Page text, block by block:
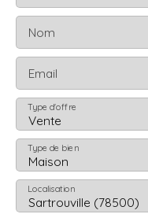
Nom
Email
Vente
Type d'offre
Maison
Type de bien
Sartrouville (78500)
Localisation